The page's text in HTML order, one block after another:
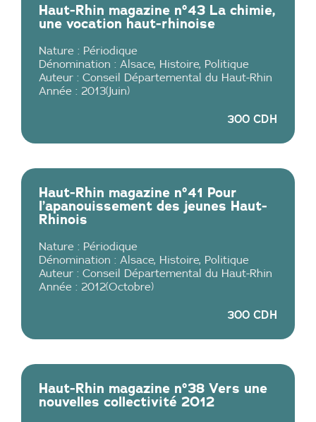
Haut-Rhin magazine n°43 La chimie,
une vocation haut-rhinoise
Nature : Périodique
Dénomination : Alsace, Histoire, Politique
Auteur : Conseil Départemental du Haut-Rhin
Année : 2013( Juin)
300 CDH
Haut-Rhin magazine n°41 Pour
l’apanouissement des jeunes Haut-
Rhinois
Nature : Périodique
Dénomination : Alsace, Histoire, Politique
Auteur : Conseil Départemental du Haut-Rhin
Année : 2012(Octobre)
300 CDH
Haut-Rhin magazine n°38 Vers une
nouvelles collectivité 2012